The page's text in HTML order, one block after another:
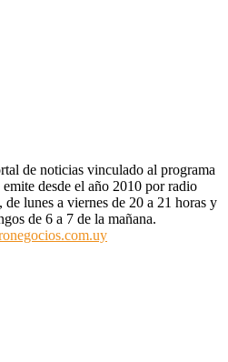
de noticias vinculado al programa
desde el año 2010 por radio
lunes a viernes de 20 a 21 horas y
de 6 a 7 de la mañana.